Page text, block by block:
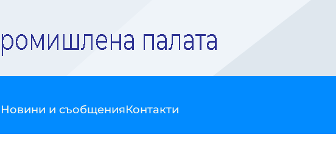
Новини и съобщенияКонтакти